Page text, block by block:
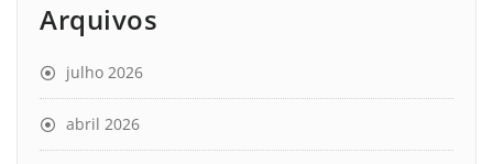
Arquivos
julho 2026
abril 2026